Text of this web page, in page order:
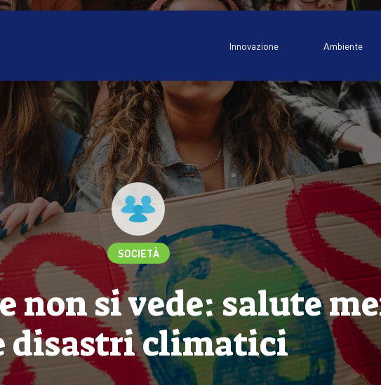
Innovazione Ambiente
SOCIETÀ
non si vede: salute
disastri climatici